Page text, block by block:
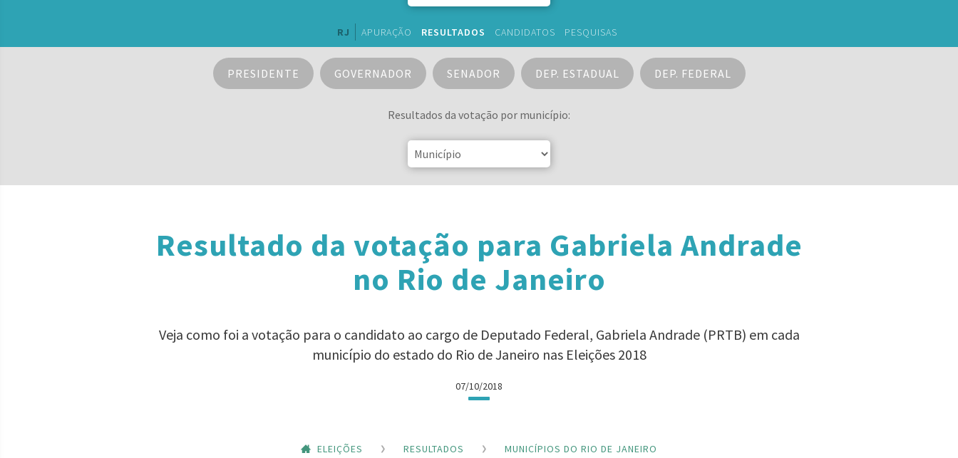
RJ APURAÇÃO RESULTADOS CANDIDATOS PESQUISAS
PRESIDENTE GOVERNADOR SENADOR DEP. ESTADUAL DEP. FEDERAL
Resultados da votação por município:
Resultado da votação para Gabriela Andrade
no Rio de Janeiro
Veja como foi a votação para o candidato ao cargo de Deputado Federal, Gabriela Andrade (PRTB) em cada
município do estado do Rio de Janeiro nas Eleições 2018
07/10/2018
ELEIÇÕES RESULTADOS MUNICÍPIOS DO RIO DE JANEIRO